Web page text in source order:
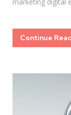
Continue